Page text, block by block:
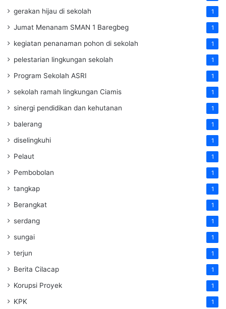
gerakan hijau di sekolah 1
Jumat Menanam SMAN 1 Baregbeg 1
kegiatan penanaman pohon di sekolah 1
pelestarian lingkungan sekolah 1
Program Sekolah ASRI 1
sekolah ramah lingkungan Ciamis 1
sinergi pendidikan dan kehutanan 1
balerang 1
diselingkuhi 1
Pelaut 1
Pembobolan 1
tangkap 1
Berangkat 1
serdang 1
sungai 1
terjun 1
Berita Cilacap 1
Korupsi Proyek 1
KPK 1